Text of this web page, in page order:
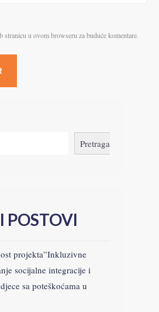
stranicu u ovom browseru za buduće komentare.
Pretraga
POSTOVI
projekta”Inkluzivne
socijalne integracije i
sa poteškoćama u